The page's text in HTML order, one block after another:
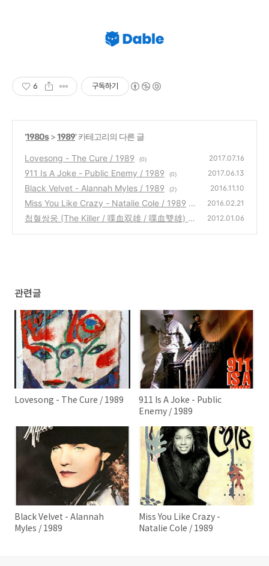
6 구독하기
'1980s>1989' 카테고리의 다른 글
Lovesong - The Cure / 1989 (0) 2017.07.16
911 Is A Joke - Public Enemy / 1989 (0) 2017.06.13
Black Velvet - Alannah Myles / 1989 (2) 2016.11.10
Miss You Like Crazy - Natalie Cole / 1989
(0)
2016.02.21
첩혈쌍웅 (The Killer / 喋血双雄 / 喋血雙雄) -
2012.01.06
관련글
Lovesong - The Cure / 1989
911 Is A Joke - Public
Enemy / 1989
Black Velvet - Alannah
Myles / 1989
Miss You Like Crazy -
Natalie Cole / 1989